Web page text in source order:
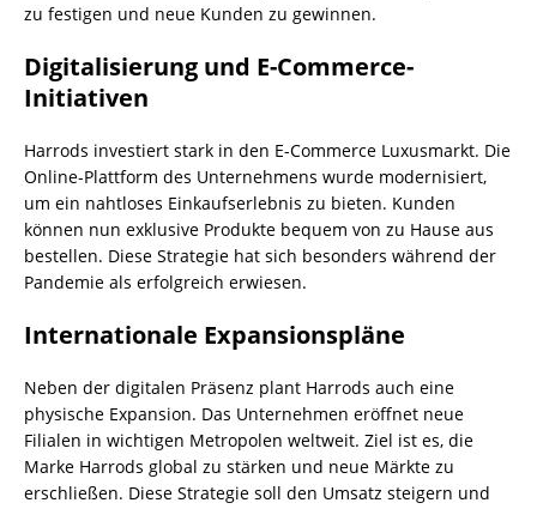
zu festigen und neue Kunden zu gewinnen.
Digitalisierung und E-Commerce-
Initiativen
Harrods investiert stark in den E-Commerce Luxusmarkt. Die
Online-Plattform des Unternehmens wurde modernisiert,
um ein nahtloses Einkaufserlebnis zu bieten. Kunden
können nun exklusive Produkte bequem von zu Hause aus
bestellen. Diese Strategie hat sich besonders während der
Pandemie als erfolgreich erwiesen.
Internationale Expansionspläne
Neben der digitalen Präsenz plant Harrods auch eine
physische Expansion. Das Unternehmen eröffnet neue
Filialen in wichtigen Metropolen weltweit. Ziel ist es, die
Marke Harrods global zu stärken und neue Märkte zu
erschließen. Diese Strategie soll den Umsatz steigern und